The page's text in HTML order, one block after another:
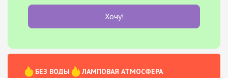
Хочу!
БЕЗ ВОДЫ
ЛАМПОВАЯ АТМОСФЕРА